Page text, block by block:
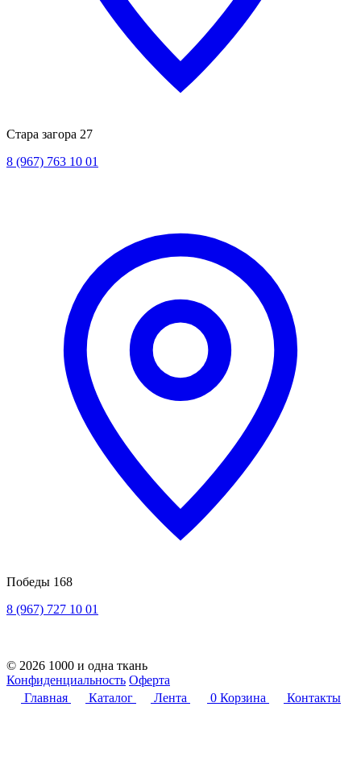
Стара загора 27
8 (967) 763 10 01
Победы 168
8 (967) 727 10 01
© 2026 1000 и одна ткань
Конфиденциальность Оферта
Главная
Каталог Лента 0 Корзина Контакты